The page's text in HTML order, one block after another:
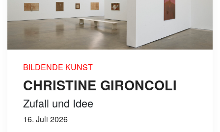
BILDENDE KUNST
CHRISTINE GIRONCOLI
Zufall und Idee
16. Juli 2026